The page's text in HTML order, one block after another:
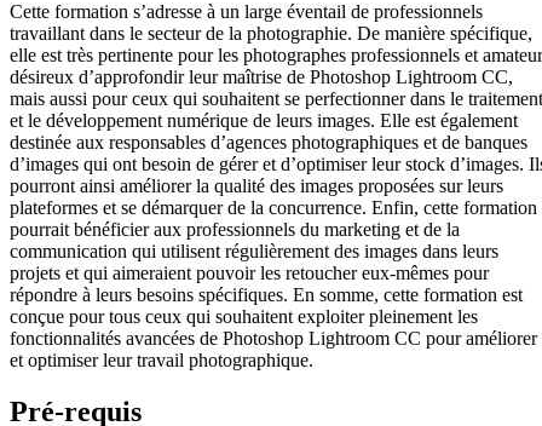
Cette formation s’adresse à un large éventail de professionnels
travaillant dans le secteur de la photographie. De manière spécifique,
elle est très pertinente pour les photographes professionnels et
désireux d’approfondir leur maîtrise de Photoshop Lightroom CC,
mais aussi pour ceux qui souhaitent se perfectionner dans le traitement
et le développement numérique de leurs images. Elle est également
destinée aux responsables d’agences photographiques et de banques
d’images qui ont besoin de gérer et d’optimiser leur stock d’images.
pourront ainsi améliorer la qualité des images proposées sur leurs
plateformes et se démarquer de la concurrence. Enfin, cette formation
pourrait bénéficier aux professionnels du marketing et de la
communication qui utilisent régulièrement des images dans leurs
projets et qui aimeraient pouvoir les retoucher eux-mêmes pour
répondre à leurs besoins spécifiques. En somme, cette formation est
conçue pour tous ceux qui souhaitent exploiter pleinement les
fonctionnalités avancées de Photoshop Lightroom CC pour améliorer
et optimiser leur travail photographique.
Pré-requis